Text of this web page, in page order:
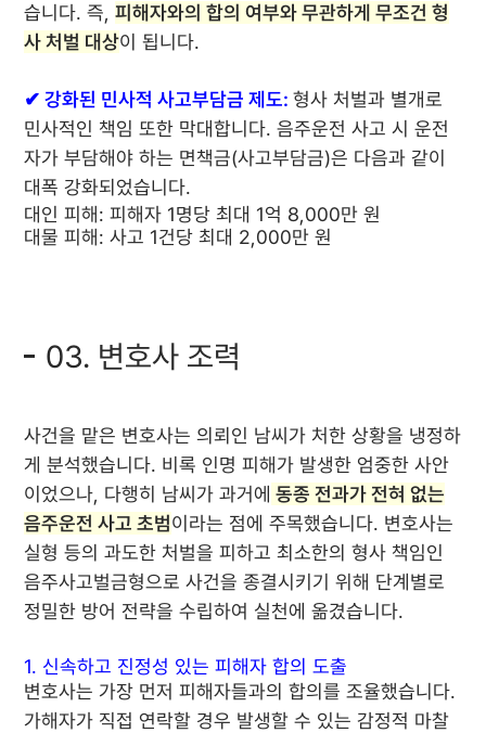
습니다. 즉,피해자와의 합의 여부와 무관하게 무조건 형
사 처벌 대상이 됩니다.
✔ 강화된 민사적 사고부담금 제도: 형사 처벌과 별개로
민사적인 책임 또한 막대합니다. 음주운전 사고 시 운전
자가 부담해야 하는 면책금(사고부담금)은 다음과 같이
대폭 강화되었습니다.
대인 피해:피해자 1명당 최대 1억 8,000만 원
대물 피해:사고 1건당 최대 2,000만 원
03. 변호사 조력
사건을 맡은 변호사는 의뢰인 남씨가 처한 상황을 냉정하
게 분석했습니다. 비록 인명 피해가 발생한 엄중한 사안
이었으나, 다행히 남씨가 과거에 동종 전과가 전혀 없는
음주운전 사고 초범이라는 점에 주목했습니다. 변호사는
실형 등의 과도한 처벌을 피하고 최소한의 형사 책임인
음주사고벌금형으로 사건을 종결시키기 위해 단계별로
정밀한 방어 전략을 수립하여 실천에 옮겼습니다.
1. 신속하고 진정성 있는 피해자 합의 도출
변호사는 가장 먼저 피해자들과의 합의를 조율했습니다.
가해자가 직접 연락할 경우 발생할 수 있는 감정적 마찰